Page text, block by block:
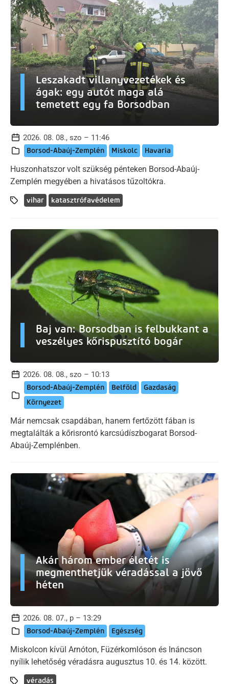
Leszakadt villanyvezetékek és
ágak: egy autót maga alá
temetett egy fa Borsodban
2026. 08. 08., szo – 11:46
Borsod-Abaúj-Zemplén Miskolc Havaria
Huszonhatszor volt szükség pénteken Borsod-Abaúj-
Zemplén megyében a hivatásos tűzoltókra.
vihar katasztrófavédelem
Baj van: Borsodban is felbukkant a
veszélyes kőrispusztító bogár
2026. 08. 08., szo – 10:13
Borsod-Abaúj-Zemplén Belföld
Gazdaság
Környezet
Már nemcsak csapdában, hanem fertőzött fában is
megtalálták a kőrisrontó karcsúdíszbogarat Borsod-
Abaúj-Zemplénben.
Akár három ember életét is
megmenthetjük véradással a jövő
héten
2026. 08. 07., p – 13:29
Borsod-Abaúj-Zemplén Egészség
Miskolcon kívül Arnóton, Füzérkomlóson és Ináncson
nyílik lehetőség véradásra augusztus 10. és 14. között.
véradás